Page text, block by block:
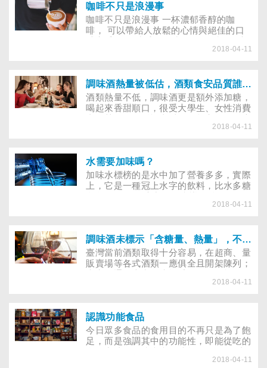
咖啡不只是浪漫事
咖啡不只是浪漫事 一杯濃郁香醇的咖
啡， 可以帶給人放鬆的心情與絕佳的口
可能帶給身體負面的影響。 到餐廳用餐
料，但是咖啡在國人的生活飲食習慣中，
份量是愈來愈重要，看看滿街的星巴克、
丹堤、西雅圖咖啡連鎖店，一家接著一家
地開，就知道咖啡館早就取代茶藝館的地
2018-04-11
調味酒熱量被低估，酒類食安品質誰保障？
酒類熱量不低，調味酒更是額外添加糖，
喝起來香甜順口，很受大學生、女性消費
場也很容易買到；但臺灣目前未規定酒類
費者都無法得知！建議酒類，尤其是調味
酒，應比照《食管法》詳實標示內容物、
食品添加物、熱量與糖含量等，讓消費者
知情，以便選擇。
2018-04-11
水需要加味嗎？
加味水標榜的是水中加了營養多多，實際
上，它是一種冠上水字的飲料，比水多糖
水飲料市場逐年成長，以 88年為例，成
的 113件；而在包裝飲用水百件以上的新
產品中，又以加味水產品佔了 85項，佔
75.22％之強。
2018-04-11
調味酒未標示「含糖量、熱量」，不知不覺會喝胖！
臺灣當前酒類取得十分容易，在超商、量
販賣場等各式酒類一應俱全且開架陳列；
等促銷活動，一罐酒品的售價甚至比許多
查臺灣市售調味酒，發現市售調味酒多數
有標示不清的問題，希望政府能落實調味
酒需詳實標示成分、熱量和含糖量，使消
費者了解到底喝下了什麼？
2018-04-11
認識功能食品
今日眾多食品的食用目的不再只是為了飽
足，而是強調其中的功能性，即能從吃的
費者對飲食的要求是愈來愈高了！過去，
2018-04-11